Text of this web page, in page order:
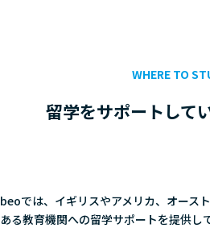
WHERE TO
留学をサポートして
beoでは、イギリスやアメリカ、オース
ある教育機関への留学サポートを提供し